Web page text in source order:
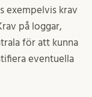
exempelvis krav
på loggar,
för att kunna
eventuella